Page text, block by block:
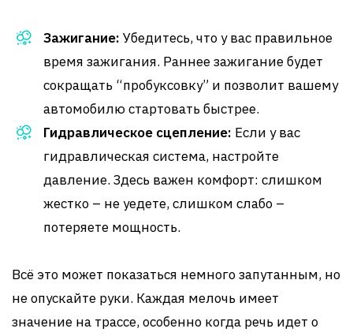
Зажигание: Убедитесь, что у вас правильное
время зажигания. Раннее зажигание будет
сокращать “пробуксовку” и позволит вашему
автомобилю стартовать быстрее.
Гидравлическое сцепление: Если у вас
гидравлическая система, настройте
давление. Здесь важен комфорт: слишком
жестко – не уедете, слишком слабо –
потеряете мощность.
Всё это может показаться немного запутанным, но
не опускайте руки. Каждая мелочь имеет
значение на трассе, особенно когда речь идет о